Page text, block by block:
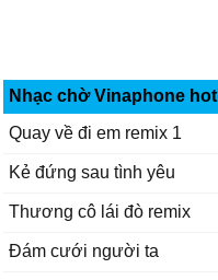
Nhạc chờ Vinaphone
Quay về đi em remix 1
Kẻ đứng sau tình yêu
Thương cô lái đò remix
Đám cưới người ta